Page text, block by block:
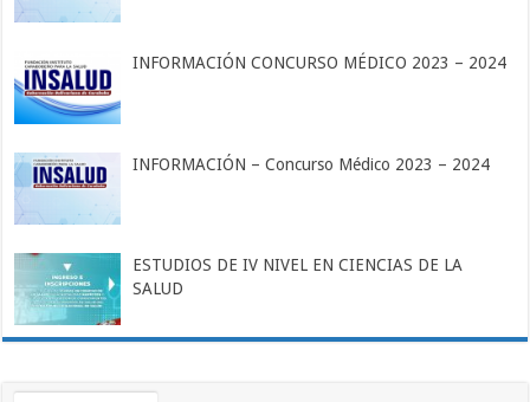
INFORMACIÓN CONCURSO MÉDICO 2023 – 2024
INFORMACIÓN – Concurso Médico 2023 – 2024
ESTUDIOS DE IV NIVEL EN CIENCIAS DE LA
SALUD